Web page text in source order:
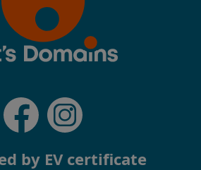
by EV certificate